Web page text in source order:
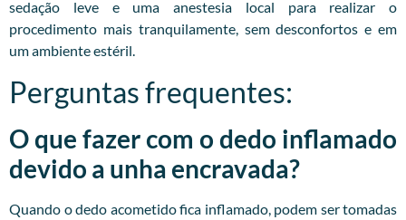
sedação leve e uma anestesia local para realizar o
procedimento mais tranquilamente, sem desconfortos e em
um ambiente estéril.
Perguntas frequentes:
O que fazer com o dedo inflamado
devido a unha encravada?
Quando o dedo acometido fica inflamado, podem ser tomadas